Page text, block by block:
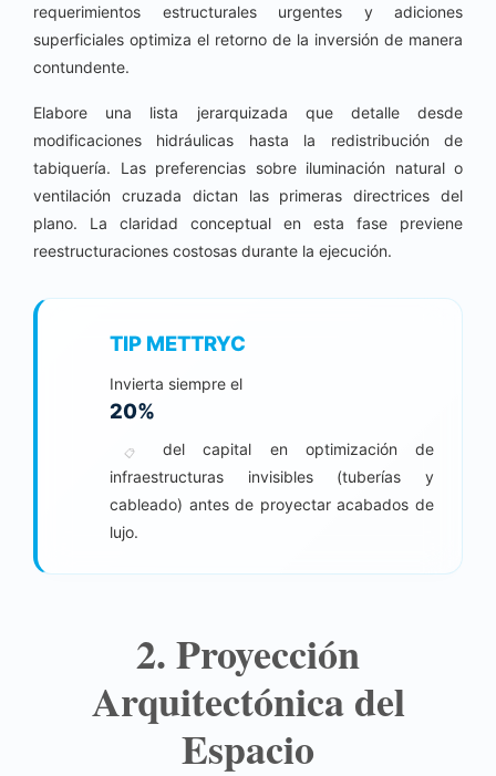
requerimientos estructurales urgentes y adiciones
superficiales optimiza el retorno de la inversión de manera
contundente.
Elabore una lista jerarquizada que detalle desde
modificaciones hidráulicas hasta la redistribución de
tabiquería. Las preferencias sobre iluminación natural o
ventilación cruzada dictan las primeras directrices del
plano. La claridad conceptual en esta fase previene
reestructuraciones costosas durante la ejecución.
TIP METTRYC
Invierta siempre el
20%
📋
del capital en optimización de
infraestructuras invisibles (tuberías y
cableado) antes de proyectar acabados de
lujo.
2. Proyección
Arquitectónica del
Espacio